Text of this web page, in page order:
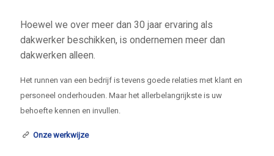
Hoewel we over meer dan 30 jaar ervaring als
dakwerker beschikken, is ondernemen meer dan
dakwerken alleen.
Het runnen van een bedrijf is tevens goede relaties met klant en
personeel onderhouden. Maar het allerbelangrijkste is uw
behoefte kennen en invullen.
Onze werkwijze